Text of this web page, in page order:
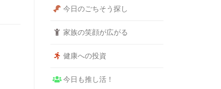
今日のごちそう探し
家族の笑顔が広がる
健康への投資
今日も推し活！